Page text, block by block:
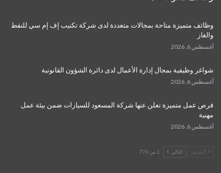
وظائف متميزة متاحة بمجالات متعددة لدى شركة تكنيب إف إم سي للنفط
والغاز
أغسطس 6, 2026
شواغر وظيفية بمجال إدارة الأعمال لدى دائرة الشؤون القانونية
أغسطس 6, 2026
فرص عمل متميزة تعلن عنها شركة المسعود للسيارات ضمن بيئة عمل
مهنية
أغسطس 6, 2026
السابق التالي 1 من 776